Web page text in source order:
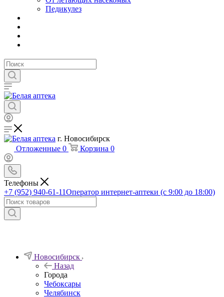
Педикулез
г. Новосибирск
Отложенные 0 Корзина 0
Телефоны
+7 (952) 940-61-11Оператор интернет-аптеки (с 9:00 до 18:00)
Новосибирск
Назад
Города
Чебоксары
Челябинск